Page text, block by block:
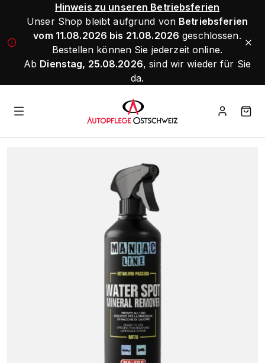
Hinweis zu unseren Betriebsferien
Unser Shop bleibt aufgrund von Betriebsferien
vom 11.08.2026 bis 21.08.2026 geschlossen.
Bestellen können Sie jederzeit online.
Ab Dienstag, 25.08.2026, sind wir wieder für Sie
da.